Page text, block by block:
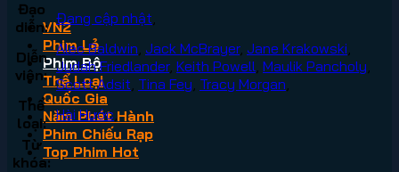
VN2
Phim Lẻ
Phim Bộ
Thể Loại
Quốc Gia
Năm Phát Hành
Phim Chiếu Rạp
Top Phim Hot
Đạo
diễn: Đang cập nhật
Diễn
viên:
Alec Baldwin Jack McBrayer, Jane Krakowski
Judah Friedlander, Keith Powell Maulik Pancholy
Scott Adsit Tina Fey Tracy Morgan
Thể
loại: Hài Hước
Từ
khóa: